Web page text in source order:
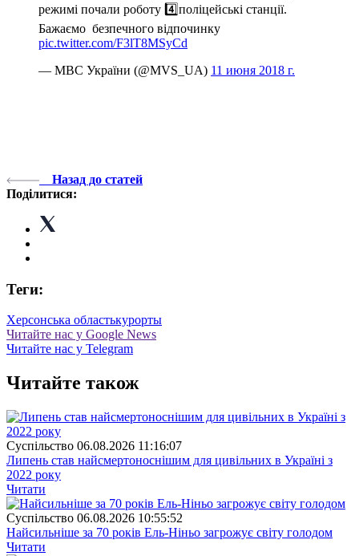
режимі почали роботу 4️⃣поліцейські станції.
Бажаємо безпечного відпочинку
pic.twitter.com/F3lT8MSyCd
— МВС України (@MVS_UA) 11 июня 2018 г.
Назад до статей
Поділитися:
Теги:
Херсонська областькурорты
Читайте нас у Google News
Читайте нас у Telegram
Читайте також
Суспiльство 06.08.2026 11:16:07
Липень став найсмертоноснішим для цивільних в Україні з
2022 року
Читати
Суспiльство 06.08.2026 10:55:52
Найсильніше за 70 років Ель-Ніньо загрожує світу голодом
Читати